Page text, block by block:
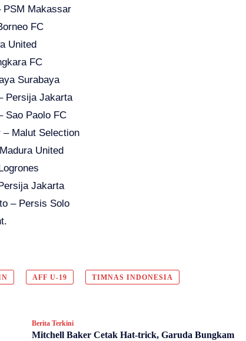
PSM Makassar
FC
United
FC
Surabaya
Persija Jakarta
Sao Paolo FC
– Malut Selection
United
Jakarta
– Persis Solo
AFF U-19 TIMNAS INDONESIA
Berita Terkini
Mitchell Baker Cetak Hat-trick, Garuda Bungkam